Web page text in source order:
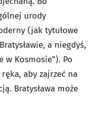
urody
(jak tytułowe
a niegdyś,
w Kosmosie”). Po
aby zajrzeć na
Bratysława może